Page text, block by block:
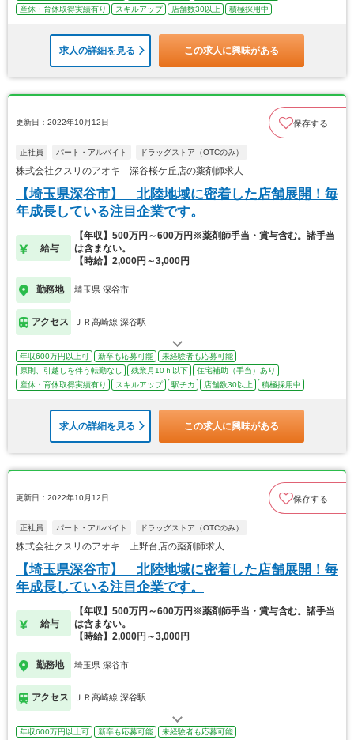
産休・育休取得実績有り スキルアップ 店舗数30以上 積極採用中
求人の詳細を見る この求人に興味がある
更新日：2022年10月12日 保存する
正社員 パート・アルバイト ドラッグストア（OTCのみ）
株式会社クスリのアオキ 深谷桜ケ丘店の薬剤師求人
【埼玉県深谷市】 北陸地域に密着した店舗展開！毎
年成長している注目企業です。
給与
【年収】500万円～600万円※薬剤師手当・賞与含む。諸手当
は含まない。
【時給】2,000円～3,000円
勤務地 埼玉県 深谷市
アクセス ＪＲ高崎線 深谷駅
年収600万円以上可 新卒も応募可能
未経験者も応募可能
原則、引越しを伴う転勤なし
残業月10ｈ以下
住宅補助（手当）あり
産休・育休取得実績有り
スキルアップ 駅チカ 店舗数30以上 積極採用中
求人の詳細を見る この求人に興味がある
更新日：2022年10月12日 保存する
正社員 パート・アルバイト ドラッグストア（OTCのみ）
株式会社クスリのアオキ 上野台店の薬剤師求人
【埼玉県深谷市】 北陸地域に密着した店舗展開！毎
年成長している注目企業です。
給与
【年収】500万円～600万円※薬剤師手当・賞与含む。諸手当
は含まない。
【時給】2,000円～3,000円
勤務地 埼玉県 深谷市
アクセス ＪＲ高崎線 深谷駅
年収600万円以上可 新卒も応募可能
未経験者も応募可能